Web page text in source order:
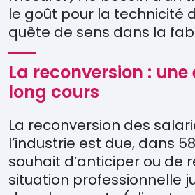
le goût pour la technicité
quête de sens dans la
La reconversion :
long cours
La reconversion des
l’industrie est due, dans
souhait d’anticiper ou de
situation professionnelle